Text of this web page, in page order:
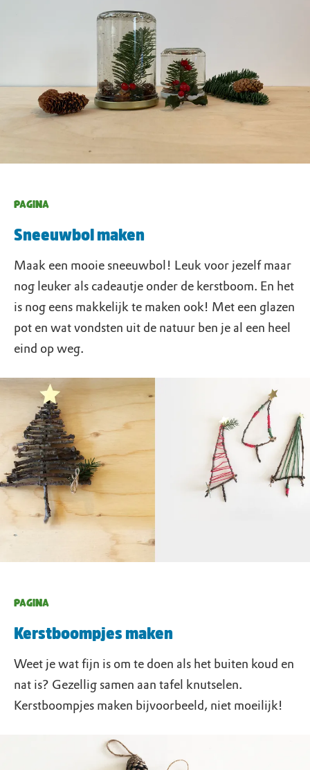
PAGINA
Sneeuwbol maken
Maak een mooie sneeuwbol! Leuk voor jezelf maar
nog leuker als cadeautje onder de kerstboom. En het
is nog eens makkelijk te maken ook! Met een glazen
pot en wat vondsten uit de natuur ben je al een heel
eind op weg.
PAGINA
Kerstboompjes maken
Weet je wat fijn is om te doen als het buiten koud en
nat is? Gezellig samen aan tafel knutselen.
Kerstboompjes maken bijvoorbeeld, niet moeilijk!